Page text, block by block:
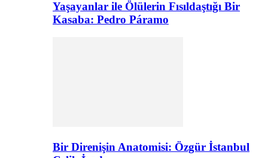
Yaşayanlar ile Ölülerin Fısıldaştığı Bir
Kasaba: Pedro Páramo
Bir Direnişin Anatomisi: Özgür İstanbul